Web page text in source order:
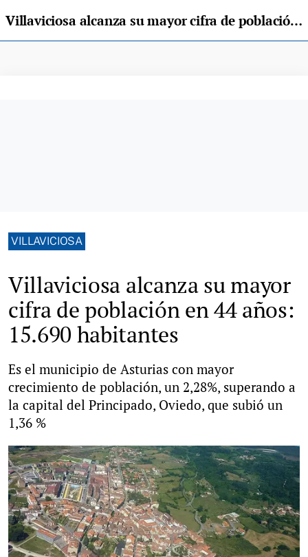
Villaviciosa alcanza su mayor cifra de población en 44 años: 15.690 habitantes
VILLAVICIOSA
Villaviciosa alcanza su mayor
cifra de población en 44 años:
15.690 habitantes
Es el municipio de Asturias con mayor
crecimiento de población, un 2,28%, superando a
la capital del Principado, Oviedo, que subió un
1,36 %